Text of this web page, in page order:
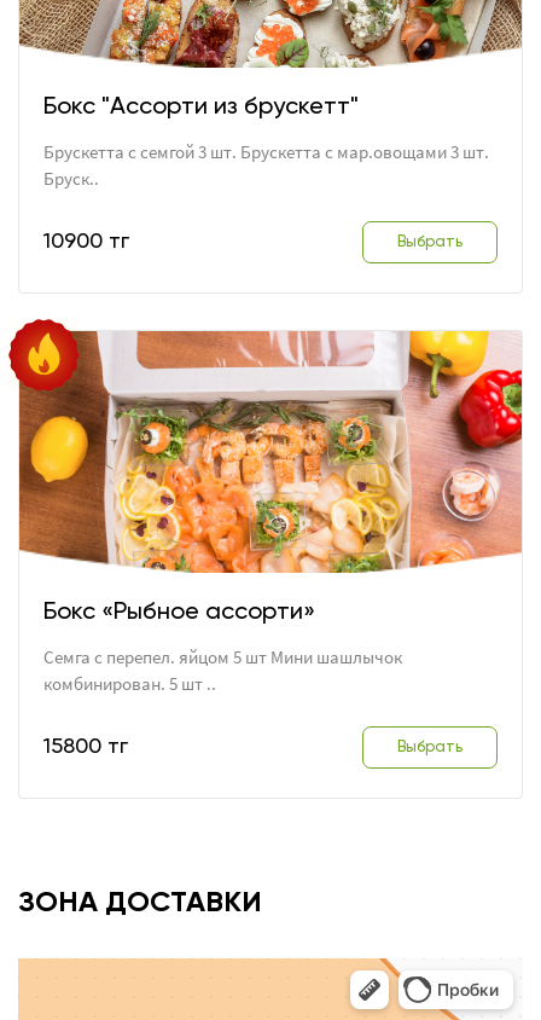
Бокс "Ассорти из брускетт"
Брускетта с семгой 3 шт. Брускетта с мар.овощами 3 шт.
Бруск..
10900 тг Выбрать
Бокс «Рыбное ассорти»
Семга с перепел. яйцом 5 шт Мини шашлычок
комбинирован. 5 шт ..
15800 тг Выбрать
ЗОНА ДОСТАВКИ